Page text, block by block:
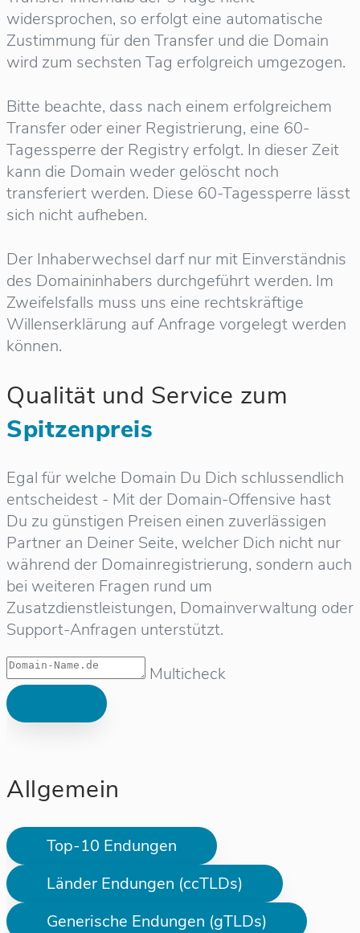
widersprochen, so erfolgt eine automatische
Zustimmung für den Transfer und die Domain
wird zum sechsten Tag erfolgreich umgezogen.
Bitte beachte, dass nach einem erfolgreichem
Transfer oder einer Registrierung, eine 60-
Tagessperre der Registry erfolgt. In dieser Zeit
kann die Domain weder gelöscht noch
transferiert werden. Diese 60-Tagessperre lässt
sich nicht aufheben.
Der Inhaberwechsel darf nur mit Einverständnis
des Domaininhabers durchgeführt werden. Im
Zweifelsfalls muss uns eine rechtskräftige
Willenserklärung auf Anfrage vorgelegt werden
können.
Qualität und Service zum
Spitzenpreis
Egal für welche Domain Du Dich schlussendlich
entscheidest - Mit der Domain-Offensive hast
Du zu günstigen Preisen einen zuverlässigen
Partner an Deiner Seite, welcher Dich nicht nur
während der Domainregistrierung, sondern auch
bei weiteren Fragen rund um
Zusatzdienstleistungen, Domainverwaltung oder
Support-Anfragen unterstützt.
Multicheck
Allgemein
Top-10 Endungen
Länder Endungen (ccTLDs)
Generische Endungen (gTLDs)